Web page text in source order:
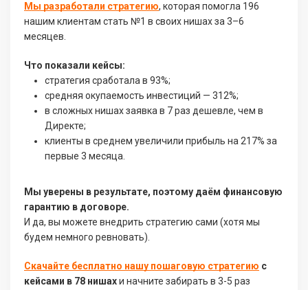
Мы разработали стратегию, которая помогла 196
нашим клиентам стать №1 в своих нишах за 3–6
месяцев.
Что показали кейсы:
стратегия сработала в 93%;
средняя окупаемость инвестиций — 312%;
в сложных нишах заявка в 7 раз дешевле, чем в
Директе;
клиенты в среднем увеличили прибыль на 217% за
первые 3 месяца.
Мы уверены в результате, поэтому даём финансовую
гарантию в договоре.
И да, вы можете внедрить стратегию сами (хотя мы
будем немного ревновать).
Скачайте бесплатно нашу пошаговую стратегию с
кейсами в 78 нишахи начните забирать в 3-5 раз